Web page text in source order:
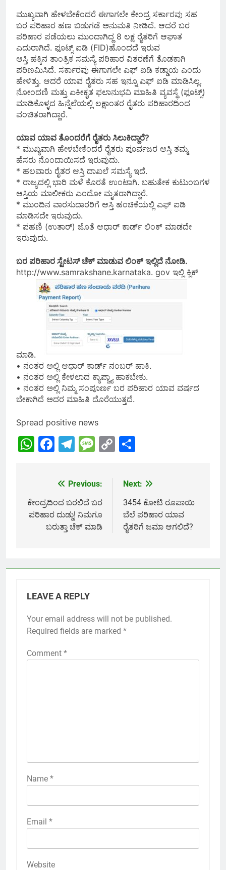
ಮುಖ್ಯವಾಗಿ ಹೇಳಬೇಕೆಂದರೆ ಈಗಾಗಲೇ ಕೇಂದ್ರ ಸರ್ಕಾರವು ಸಹ
ಬರ ಪರಿಹಾರ ಹಣ ಬಿಡುಗಡೆ ಅನುಮತಿ ನೀಡಿದೆ. ಆದರೆ ಬರ
ಪರಿಹಾರ ಪಡೆಯಲು ಮುಂದಾಗಿದ್ದ 8 ಲಕ್ಷ ರೈತರಿಗೆ ಆಘಾತ
ಎದುರಾಗಿದೆ. ಫೂಟ್ಸ್ ಐಡಿ (FID)ಹೊಂದದೆ ಇರುವ
ಆಸ್ತಿ ಹಕ್ಕಿನ ತಾಂತ್ರಿಕ ಸಮಸ್ಯೆ ಪರಿಹಾರ ವಿತರಣೆಗೆ ತೊಡಕಾಗಿ
ಪರಿಣಮಿಸಿದೆ. ಸರ್ಕಾರವು ಈಗಾಗಲೇ ಎಫ್ ಐಡಿ ಕಡ್ಡಾಯ ಎಂದು
ಹೇಳಿತ್ತು. ಆದರೆ ಯಾವ ರೈತರು ಸಹ ಇನ್ನೂ ಎಫ್ ಐಡಿ ಮಾಡಿಸಿಲ್ಲ.
ನೋಂದಣಿ ಮತ್ತು ಏಕೀಕೃತ ಫಲಾನುಭವಿ ಮಾಹಿತಿ ವ್ಯವಸ್ಥೆ (ಫೂಟ್ಸ್)
ಮಾಡಿಕೊಳ್ಳದ ಹಿನ್ನೆಲೆಯಲ್ಲಿ ಲಕ್ಷಾಂತರ ರೈತರು ಪರಿಹಾರದಿಂದ
ವಂಚಿತರಾಗಿದ್ದಾರೆ.
ಯಾವ ಯಾವ ತೊಂದರೆಗೆ ರೈತರು ಸಿಲುಕಿದ್ದಾರೆ?
* ಮುಖ್ಯವಾಗಿ ಹೇಳಬೇಕೆಂದರೆ ರೈತರು ಪೂರ್ವಜರ ಆಸ್ತಿ ತಮ್ಮ
ಹೆಸರು ನೊಂದಾಯಿಸದೆ ಇರುವುದು.
* ಹಲವಾರು ರೈತರ ಆಸ್ತಿ ದಾಖಲೆ ಸಮಸ್ಯೆ ಇದೆ.
* ರಾಜ್ಯದಲ್ಲಿ ಭಾರಿ ಮಳೆ ಕೊರತೆ ಉಂಟಾಗಿ. ಬಹುತೇಕ ಕುಟುಂಬಗಳ
ಆಸ್ತಿಯ ಮಾಲೀಕರು ಎಂದೋ ಮೃತರಾಗಿದ್ದಾರೆ.
* ಮುಂದಿನ ವಾರಸುದಾರರಿಗೆ ಆಸ್ತಿ ಹಂಚಿಕೆಯಲ್ಲಿ ಎಫ್ ಐಡಿ
ಮಾಡಿಸದೇ ಇರುವುದು.
* ಪಹಣಿ (ಉತಾರ್) ಜೊತೆ ಆಧಾರ್ ಕಾರ್ಡ್ ಲಿಂಕ್ ಮಾಡದೇ
ಇರುವುದು.
ಬರ ಪರಿಹಾರ ಸ್ಟೇಟಸ್ ಚೆಕ್ ಮಾಡುವ ಲಿಂಕ್ ಇಲ್ಲಿದೆ ನೋಡಿ.
http://www.samrakshane.karnataka. gov ಇಲ್ಲಿ ಕ್ಲಿಕ್
ಮಾಡಿ.
• ನಂತರ ಅಲ್ಲಿ ಆಧಾರ್ ಕಾರ್ಡ್ ನಂಬರ್ ಹಾಕಿ.
• ನಂತರ ಅಲ್ಲಿ ಕೇಳಲಾದ ಕ್ಯಾಪ್ಚ್ಯಾ ಹಾಕಬೇಕು.
• ನಂತರ ಅಲ್ಲಿ ನಿಮ್ಮ ಸಂಪೂರ್ಣ ಬರ ಪರಿಹಾರ ಯಾವ ವರ್ಷದ
ಬೇಕಾಗಿದೆ ಅದರ ಮಾಹಿತಿ ದೊರೆಯುತ್ತದೆ.
Spread positive news
WhatsApp
Facebook
Telegram
Message
Copy
navigation
Previous:
ಕೇಂದ್ರದಿಂದ ಬರಲಿದೆ ಬರ
ಪರಿಹಾರ ದುಡ್ಡು! ನಿಮಗೂ
ಬರುತ್ತಾ ಚೆಕ್ ಮಾಡಿ
Next:
3454 ಕೋಟಿ ರೂಪಾಯಿ
ಬೆಲೆ ಪರಿಹಾರ ಯಾವ
ರೈತರಿಗೆ ಜಮಾ ಆಗಲಿದೆ?
LEAVE A REPLY
Your email address will not be published.
Required fields are marked *
Comment *
Name *
Email *
Website